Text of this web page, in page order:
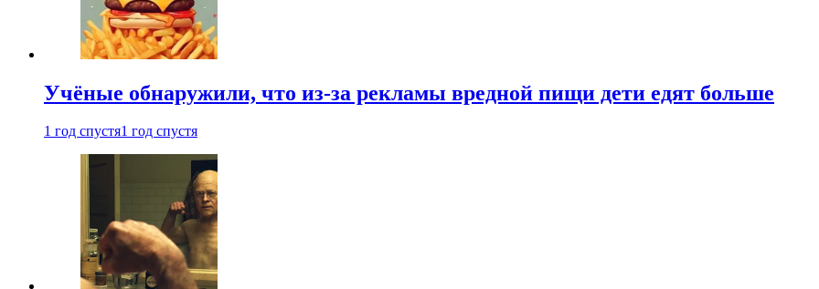
Учёные обнаружили, что из-за рекламы вредной пищи дети едят больше
1 год спустя1 год спустя